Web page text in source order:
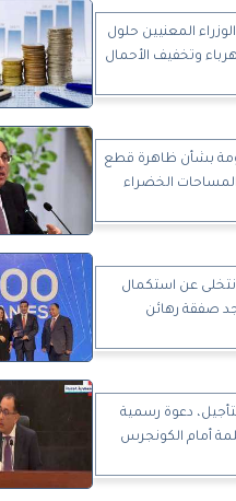
المعنيين حلول
وتخفيف الأحمال
بشأن ظاهرة قطع
الخضراء
نتخلى عن استكمال
صفقة رهائن
دعوة رسمية
كلمة أمام الكونجرس